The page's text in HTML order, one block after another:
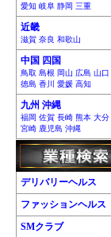
愛知 岐阜 静岡 三重
近畿
滋賀 奈良 和歌山
中国 四国
鳥取 島根 岡山 広島 山口
徳島 香川 愛媛 高知
九州 沖縄
福岡 佐賀 長崎 熊本 大分
宮崎 鹿児島 沖縄
デリバリーヘルス
ファッションヘルス
SMクラブ